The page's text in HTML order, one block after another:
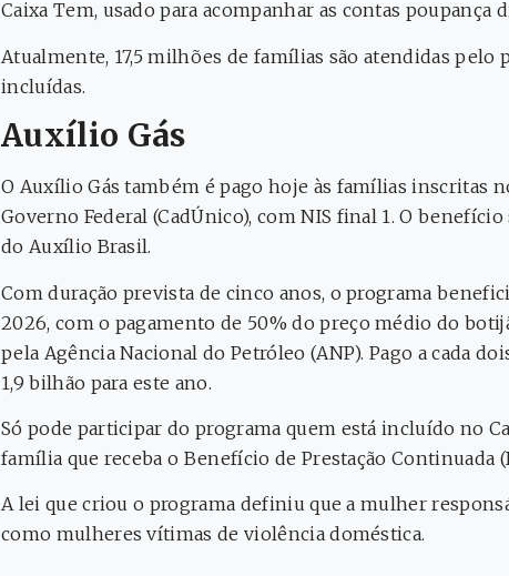
Caixa Tem, usado para acompanhar as contas poupança
Atualmente, 17,5 milhões de famílias são atendidas
incluídas.
Auxílio Gás
O Auxílio Gás também é pago hoje às famílias inscritas
Governo Federal (CadÚnico), com NIS final 1. O
do Auxílio Brasil.
Com duração prevista de cinco anos, o programa
2026, com o pagamento de 50% do preço médio do
pela Agência Nacional do Petróleo (ANP). Pago a cada
1,9 bilhão para este ano.
Só pode participar do programa quem está incluído no
família que receba o Benefício de Prestação Continuada
A lei que criou o programa definiu que a mulher
como mulheres vítimas de violência doméstica.